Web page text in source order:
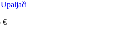
Upaljači
€